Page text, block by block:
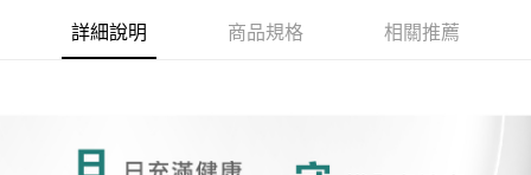
詳細說明 商品規格 相關推薦